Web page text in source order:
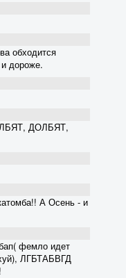
обходится
дороже.
ДОЛБЯТ,
А Осень - и
фемло идет
ЛГБТАБВГД